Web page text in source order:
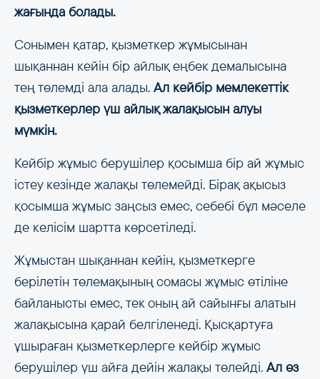
жағында болады.
Сонымен қатар, қызметкер жұмысынан
шықаннан кейін бір айлық еңбек демалысына
тең төлемді ала алады. Ал кейбір мемлекеттік
қызметкерлер үш айлық жалақысын алуы
мүмкін.
Кейбір жұмыс берушілер қосымша бір ай жұмыс
істеу кезінде жалақы төлемейді. Бірақ ақысыз
қосымша жұмыс заңсыз емес, себебі бұл мәселе
де келісім шартта көрсетіледі.
Жұмыстан шықаннан кейін, қызметкерге
берілетін төлемақының сомасы жұмыс өтіліне
байланысты емес, тек оның ай сайынғы алатын
жалақысына қарай белгіленеді. Қысқартуға
ұшыраған қызметкерлерге кейбір жұмыс
берушілер үш айға дейін жалақы төлейді. Ал өз